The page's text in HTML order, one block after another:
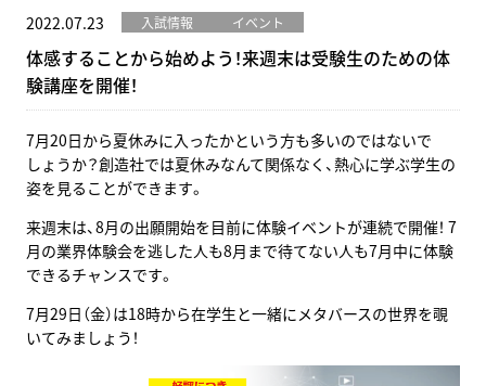
2022.07.23 入試情報 イベント
体感することから始めよう！来週末は受験生のための体
験講座を開催！
7月20日から夏休みに入ったかという方も多いのではないで
しょうか？創造社では夏休みなんて関係なく、熱心に学ぶ学生の
姿を見ることができます。
来週末は、8月の出願開始を目前に体験イベントが連続で開催！ 7
月の業界体験会を逃した人も8月まで待てない人も7月中に体験
できるチャンスです。
7月29日（金）は18時から在学生と一緒にメタバースの世界を覗
いてみましょう！